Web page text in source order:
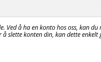
Ved å ha en konto hos oss, kan du
slette konten din, kan dette enkelt